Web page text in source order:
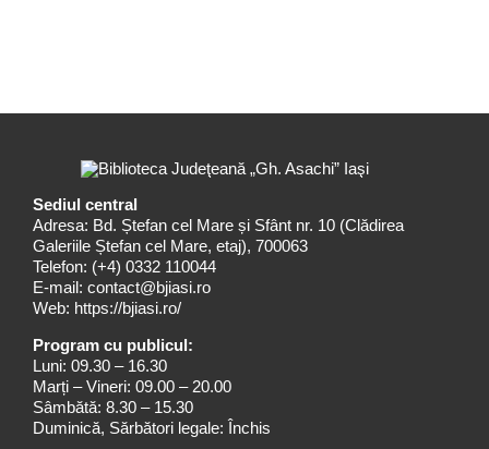
Sediul central
Adresa: Bd. Ștefan cel Mare și Sfânt nr. 10 (Clădirea
Galeriile Ștefan cel Mare, etaj), 700063
Telefon: (+4) 0332 110044
E-mail: contact@bjiasi.ro
Web: https://bjiasi.ro/
Program cu publicul:
Luni: 09.30 – 16.30
Marți – Vineri: 09.00 – 20.00
Sâmbătă: 8.30 – 15.30
Duminică, Sărbători legale: Închis